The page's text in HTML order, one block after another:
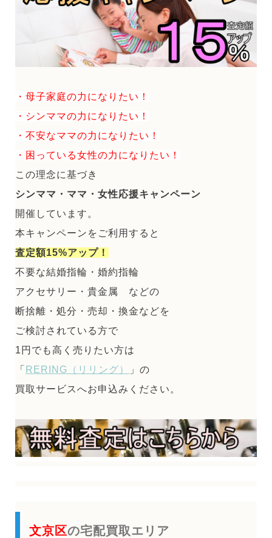
・母子家庭の力になりたい！
・シンママの力になりたい！
・不安なママの力になりたい！
・困っている女性の力になりたい！
この理念に基づき
シンママ・ママ・女性応援キャンペーン
開催しています。
本キャンペーンをご利用すると
査定額15%アップ！
不要な結婚指輪・婚約指輪
アクセサリー・貴金属 などの
断捨離・処分・売却・換金などを
ご検討されている方で
1円でも高く売りたい方は
「 RERING（リリング）
」の
買取サービスへお申込みください。
文京区の宅配買取エリア